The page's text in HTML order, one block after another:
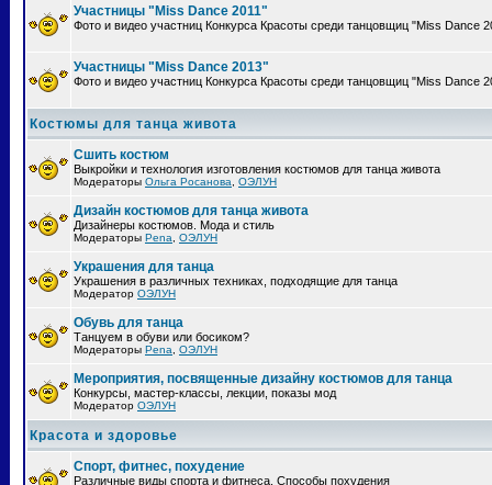
Участницы "Miss Dance 2011"
Фото и видео участниц Конкурса Красоты среди танцовщиц "Miss Dance
Участницы "Miss Dance 2013"
Фото и видео участниц Конкурса Красоты среди танцовщиц "Miss Dance
Костюмы для танца живота
Сшить костюм
Выкройки и технология изготовления костюмов для танца живота
Модераторы Ольга Росанова ОЭЛУН
Дизайн костюмов для танца живота
Дизайнеры костюмов. Мода и стиль
Модераторы Pena ОЭЛУН
Украшения для танца
Украшения в различных техниках, подходящие для танца
Модератор ОЭЛУН
Обувь для танца
Танцуем в обуви или босиком?
Модераторы Pena ОЭЛУН
Мероприятия, посвященные дизайну костюмов для танца
Конкурсы, мастер-классы, лекции, показы мод
Модератор ОЭЛУН
Красота и здоровье
Спорт, фитнес, похудение
Различные виды спорта и фитнеса. Способы похудения